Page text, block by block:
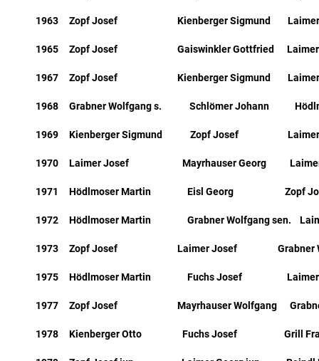
1963 Zopf Josef Kienberger Sigmund Laimer
1965 Zopf Josef Gaiswinkler Gottfried Laimer
1967 Zopf Josef Kienberger Sigmund Laimer
1968 Grabner Wolfgang s. Schlömer Johann
1969 Kienberger Sigmund Zopf Josef Laimer
1970 Laimer Josef Mayrhauser Georg Laimer
1971 Hödlmoser Martin Eisl Georg Zopf
1972 Hödlmoser Martin Grabner Wolfgang sen.
1973 Zopf Josef Laimer Josef Grabner
1975 Hödlmoser Martin Fuchs Josef Laimer
1977 Zopf Josef Mayrhauser Wolfgang Grabner
1978 Kienberger Otto Fuchs Josef Grill